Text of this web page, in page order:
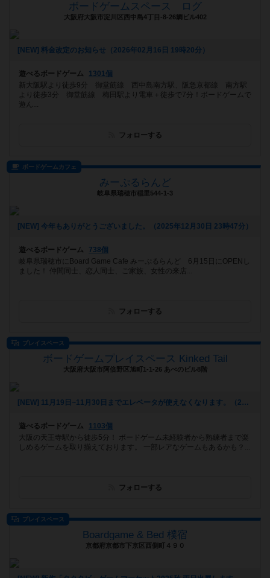
ボードゲームスペース ログ
大阪府大阪市淀川区西中島4丁目-8-26鯛ビル402
[NEW] 料金改定のお知らせ（2026年02月16日 19時20分）
遊べるボードゲーム
1301個
新大阪駅より徒歩9分 御堂筋線 西中島南方駅、阪急京都線 南方駅
より徒歩3分 御堂筋線 梅田駅より電車＋徒歩で7分！ボードゲームで
遊ん...
フォローする
ボードゲームカフェ
みーぷるらんど
岐阜県瑞穂市稲里544-1-3
[NEW] 今年もありがとうございました。（2025年12月30日 23時47分）
遊べるボードゲーム
738個
岐阜県瑞穂市にBoard Game Cafe みーぷるらんど 6月15日にOPENし
ました！ 仲間同士、恋人同士、ご家族、女性の来店...
フォローする
プレイスペース
ボードゲームプレイスペース Kinked Tail
大阪府大阪市阿倍野区旭町1-1-26 あべのビル8階
[NEW] 11月19日~11月30日までエレベータが使えなくなります。（2025年10月20日 16時13分）
遊べるボードゲーム
1103個
大阪の天王寺駅から徒歩5分！ ボードゲーム未経験者から熟練者まで楽
しめるゲームを取り揃えております。 一部レアなゲームもあるかも？...
フォローする
プレイスペース
Boardgame & Bed 樸宿
京都府京都市下京区西側町４９０